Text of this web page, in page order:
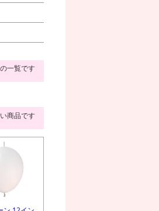
一覧です
商品です